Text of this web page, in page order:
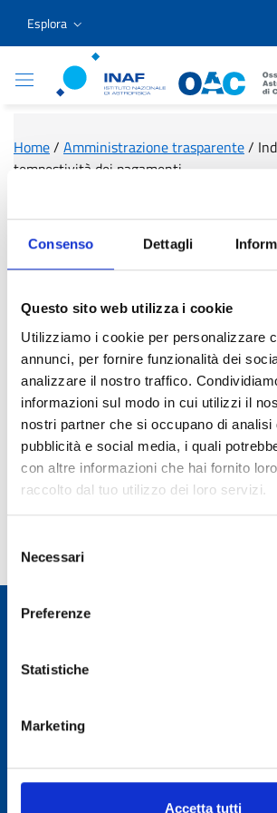
Consenso Dettagli
Questo sito web utilizza i cookie
Utilizziamo i cookie per personalizzare
annunci, per fornire funzionalità dei
analizzare il nostro traffico.
informazioni sul modo in cui utilizzi il
nostri partner che si occupano di analisi
pubblicità e social media, i quali
con altre informazioni che hai fornito
raccolto dal tuo utilizzo dei loro servizi.
del
consenso
Necessari
Preferenze
Statistiche
Marketing
Accetta tutti
Vai ai contenuti
Vai al menu di navigazione
Vai al footer
Esplora
Osservatorio Astronomico
Home/ Amministrazione trasparente/
tempestività dei pagamenti
Indicatore di
dei pagamenti
Dlgs 33/2013 - Articolo 33- Obblighi di
concernenti i tempi di pagamento
pubbliche amministrazioni pubblicano, con
un indicatore dei propri tempi medi di
acquisti di beni, servizi e forniture,
di tempestività dei pagamenti».
Telefono:
(+39) 070711801